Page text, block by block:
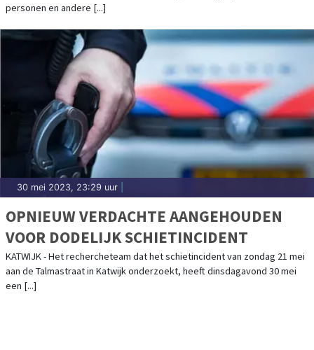
personen en andere [...]
30 mei 2023, 23:29 uur
OPNIEUW VERDACHTE AANGEHOUDEN
VOOR DODELIJK SCHIETINCIDENT
KATWIJK - Het rechercheteam dat het schietincident van zondag 21 mei
aan de Talmastraat in Katwijk onderzoekt, heeft dinsdagavond 30 mei
een [...]